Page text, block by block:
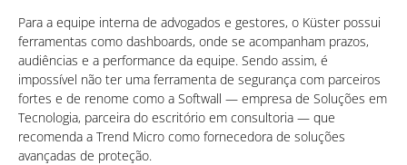
Para a equipe interna de advogados e gestores, o Küster possui
ferramentas como dashboards, onde se acompanham prazos,
audiências e a performance da equipe. Sendo assim, é
impossível não ter uma ferramenta de segurança com parceiros
fortes e de renome como a Softwall — empresa de Soluções em
Tecnologia, parceira do escritório em consultoria — que
recomenda a Trend Micro como fornecedora de soluções
avançadas de proteção.